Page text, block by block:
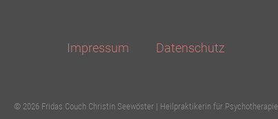
Impressum Datenschutz
© 2026 Fridas Couch Christin Seewöster | Heilpraktikerin für Psychotherapie